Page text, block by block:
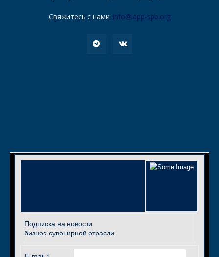
Свяжитесь с нами: info@iapp-spb.org
Подписка на новости
бизнес-сувенирной отрасли